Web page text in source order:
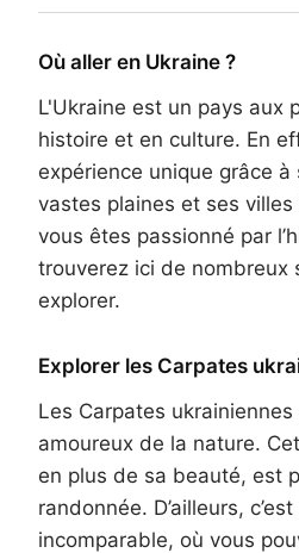
Où aller en Ukraine ?
L'Ukraine est un pays aux
histoire et en culture. En
expérience unique grâce
vastes plaines et ses
vous êtes passionné par
trouverez ici de nombreux
explorer.
Explorer les Carpates
Les Carpates
amoureux de la nature.
en plus de sa beauté, est
randonnée. D’ailleurs,
incomparable, où vous